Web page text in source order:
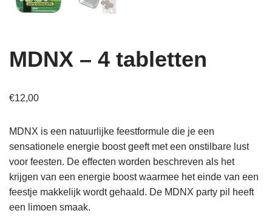
MDNX – 4 tabletten
€12,00
MDNX is een natuurlijke feestformule die je een
sensationele energie boost geeft met een onstilbare lust
voor feesten. De effecten worden beschreven als het
krijgen van een energie boost waarmee het einde van een
feestje makkelijk wordt gehaald. De MDNX party pil heeft
een limoen smaak.